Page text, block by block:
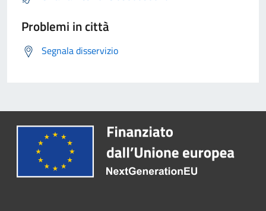
Problemi in città
Segnala disservizio